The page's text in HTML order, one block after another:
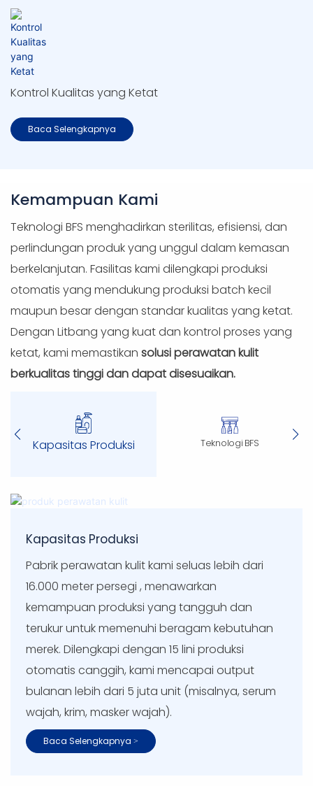
Kontrol Kualitas yang Ketat
Baca Selengkapnya
Kemampuan Kami
Teknologi BFS menghadirkan sterilitas, efisiensi, dan
perlindungan produk yang unggul dalam kemasan
berkelanjutan. Fasilitas kami dilengkapi produksi
otomatis yang mendukung produksi batch kecil
maupun besar dengan standar kualitas yang ketat.
Dengan Litbang yang kuat dan kontrol proses yang
ketat, kami memastikan solusi perawatan kulit
berkualitas tinggi dan dapat disesuaikan.
Kapasitas Produksi Teknologi BFS
Kapasitas Produksi
Pabrik perawatan kulit kami seluas lebih dari
16.000meter persegi , menawarkan
kemampuan produksi yang tangguh dan
terukur untuk memenuhi beragam kebutuhan
merek. Dilengkapi dengan 15 lini produksi
otomatis canggih, kami mencapai output
bulanan lebih dari 5 juta unit (misalnya, serum
wajah, krim, masker wajah).
Baca Selengkapnya >